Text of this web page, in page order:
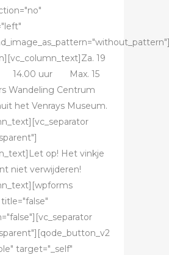
19
uur Max. 15
Wandeling Centrum
het Venrays Museum.
op! Het vinkje
niet verwijderen!
target="_self"